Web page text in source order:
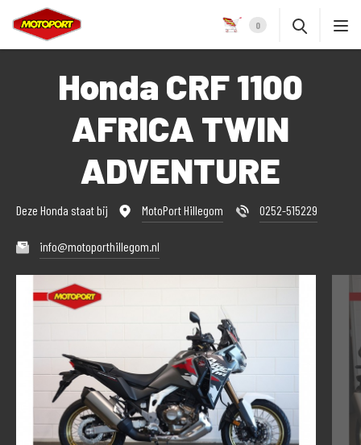
0
Honda CRF 1100
AFRICA TWIN
ADVENTURE
Deze Honda staat bij MotoPort Hillegom 0252-515229
info@motoporthillegom.nl